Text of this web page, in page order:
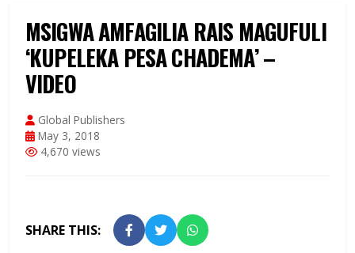
MSIGWA AMFAGILIA RAIS MAGUFULI
‘KUPELEKA PESA CHADEMA’ –
VIDEO
Global Publishers
May 3, 2018
4,670 views
SHARE THIS: